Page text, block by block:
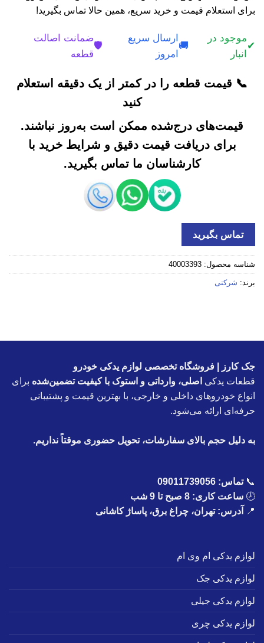
برای استعلام قیمت و خرید سریع، همین حالا تماس بگیرید!
✔
موجود در
انبار
🚚
ارسال سریع
امروز
🛡️
ضمانت اصالت
قطعه
📞 قیمت قطعه را در کمتر از یک دقیقه استعلام
کنید
قیمت‌های درج‌شده ممکن است به‌روز نباشند.
برای دریافت قیمت دقیق و شرایط خرید با
کارشناسان ما تماس بگیرید.
تماس بگیرید
شناسه محصول: 40003393
برند: شرکتی
جک کارز | فروشگاه تخصصی لوازم یدکی خودرو
قطعات یدکی اصلی، وارداتی و استوک با کیفیت تضمین‌شده برای
انواع خودروهای داخلی و خارجی، با بهترین قیمت و پشتیبانی
حرفه‌ای ارائه می‌شود.
به دلیل حجم بالای سفارشات، تحویل حضوری موقتاً نداریم.
📞تماس: 09011739056
🕗 ساعت کاری: 8 صبح تا 9 شب
📍
آدرس: تهران، چراغ برق، پاساژ کاشانی
لوازم یدکی ام وی ام
لوازم یدکی جک
لوازم یدکی جیلی
لوازم یدکی چری